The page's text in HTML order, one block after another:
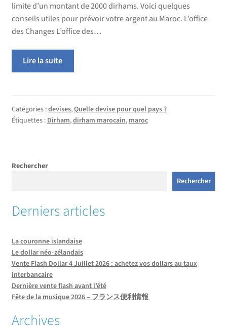
limite d’un montant de 2000 dirhams. Voici quelques
conseils utiles pour prévoir votre argent au Maroc. L’office
des Changes L’office des…
Lire la suite
Catégories :devises,Quelle devise pour quel pays ?
Étiquettes : Dirham,dirham marocain, maroc
Rechercher
Rechercher
Derniers articles
La couronne islandaise
Le dollar néo-zélandais
Vente Flash Dollar 4 Juillet 2026 : achetez vos dollars au taux
interbancaire
Dernière vente flash avant l’été
Fête de la musique 2026 – フランス便利情報
Archives